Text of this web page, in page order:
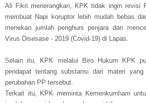
Ali Fikri menerangkan, KPK tidak ingin revisi
membuat Napi koruptor lebih mudah bebas
menekan jumlah penghuni penjara dan
Virus Disesase - 2019 (Covid-19) di Lapas.
Selain itu, KPK melalui Biro Hukum KPK
pendapat tentang substansi dari materi
perubahan PP tersebut.
Terkait itu, KPK meminta Kemenkumham